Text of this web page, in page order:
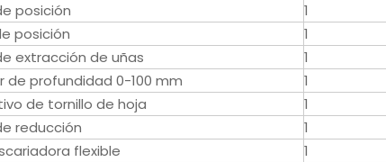
posición
1
posición
1
extracción de uñas
1
de profundidad 0-100 mm
1
de tornillo de hoja
1
reducción
1
flexible
1